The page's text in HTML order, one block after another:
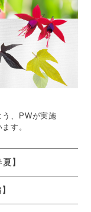
、PWが実施
す。
】